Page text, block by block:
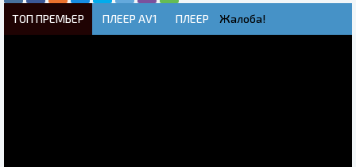
ТОП ПРЕМЬЕР ПЛЕЕР AV1 ПЛЕЕР Жалоба!